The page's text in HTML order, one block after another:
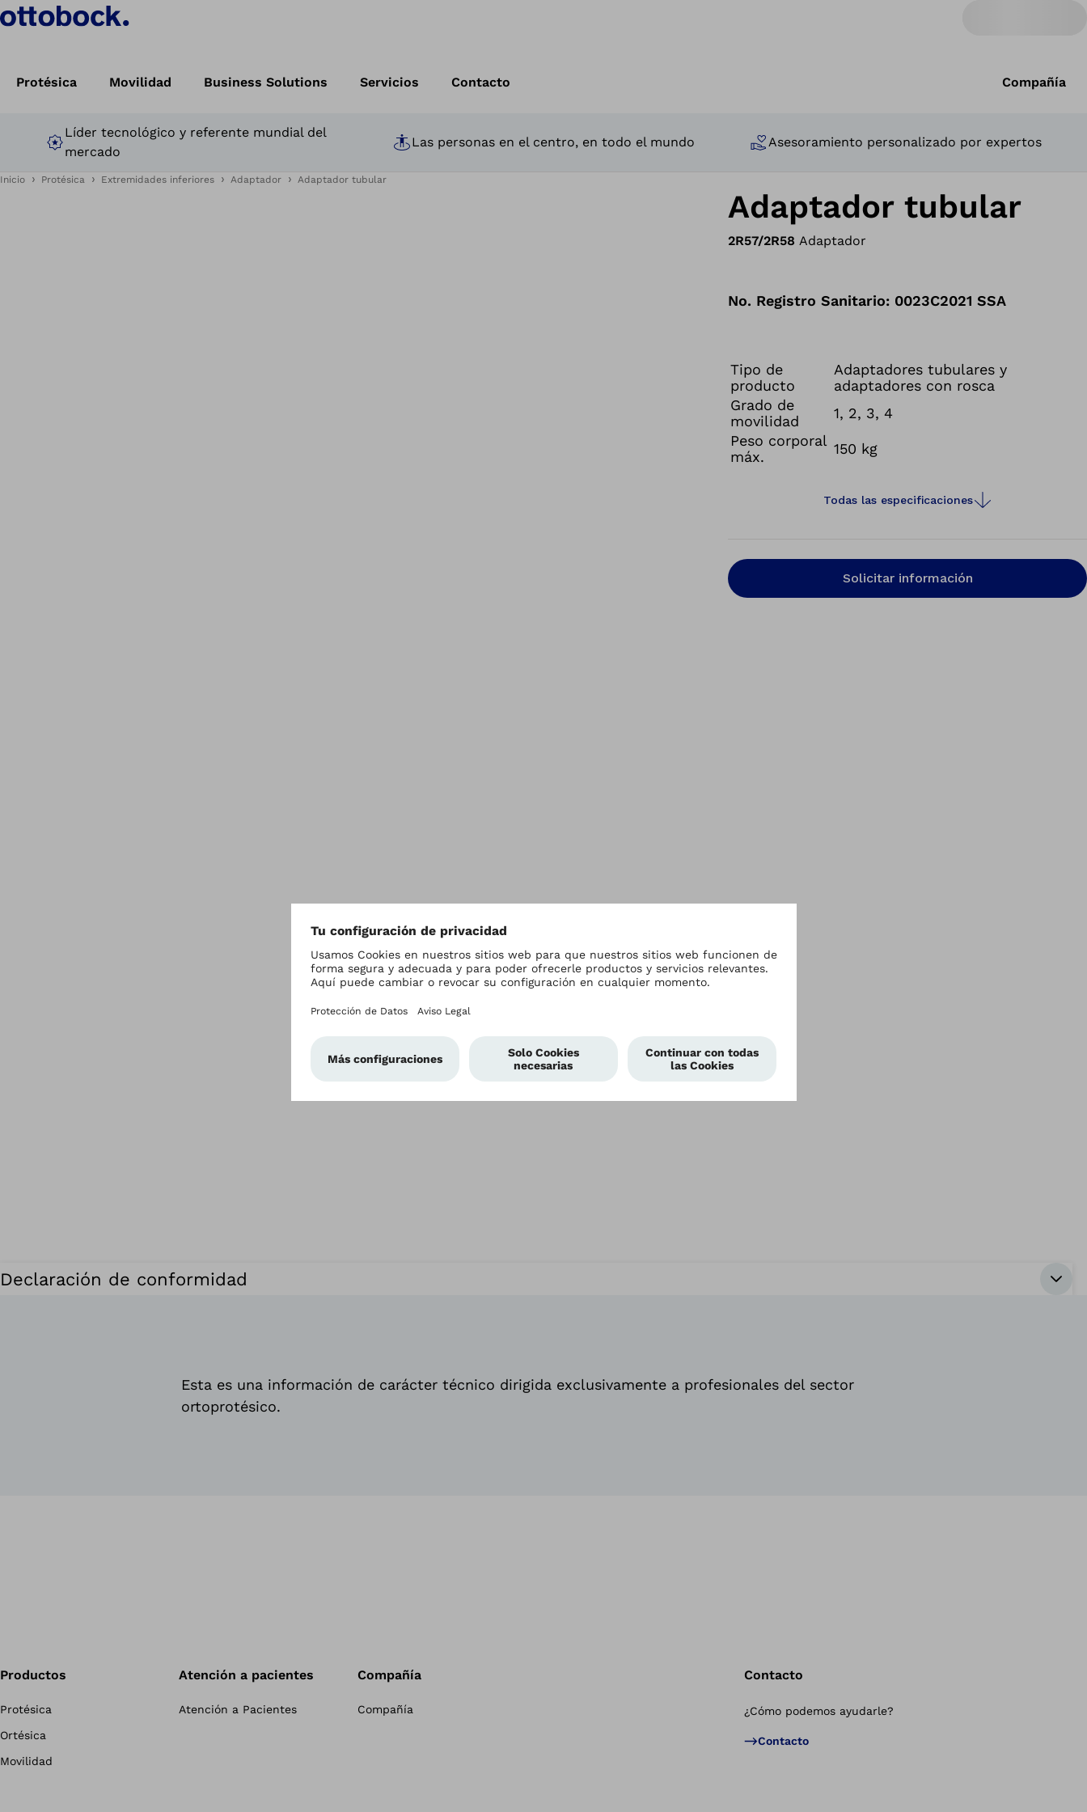
Protésica Movilidad Business Solutions Servicios Contacto Compañía
Líder tecnológico y referente mundial del
mercado
Las personas en el centro, en todo el mundo Asesoramiento personalizado por expertos
Inicio Protésica Extremidades inferiores Adaptador Adaptador tubular
Adaptador tubular
2R57/2R58 Adaptador
No. Registro Sanitario: 0023C2021 SSA
Tipo de
producto
Adaptadores tubulares y
adaptadores con rosca
Grado de
movilidad
1, 2, 3, 4
Peso corporal
máx.
150 kg
Todas las especificaciones
Solicitar información
Declaración de conformidad
Esta es una información de carácter técnico dirigida exclusivamente a profesionales del sector
ortoprotésico.
Productos
Protésica
Ortésica
Movilidad
Atención a pacientes
Atención a Pacientes
Compañía
Compañía
Contacto
¿Cómo podemos ayudarle?
Contacto